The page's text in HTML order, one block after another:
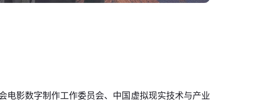
电影数字制作工作委员会、中国虚拟现实技术与产业